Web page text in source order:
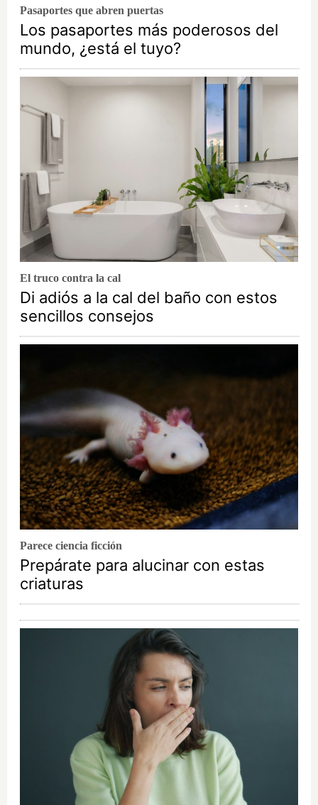
Pasaportes que abren puertas
Los pasaportes más poderosos del
mundo, ¿está el tuyo?
El truco contra la cal
Di adiós a la cal del baño con estos
sencillos consejos
Parece ciencia ficción
Prepárate para alucinar con estas
criaturas